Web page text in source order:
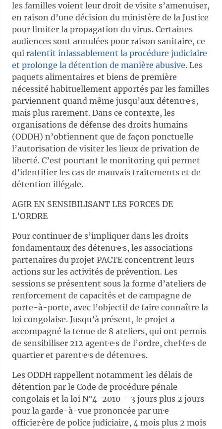
les familles voient leur droit de visite s’amenuiser,
en raison d’une décision du ministère de la Justice
pour limiter la propagation du virus. Certaines
audiences sont annulées pour raison sanitaire, ce
qui ralentit inlassablement la procédure judiciaire
et prolonge la détention de manière abusive. Les
paquets alimentaires et biens de première
nécessité habituellement apportés par les familles
parviennent quand même jusqu’aux détenu·e·s,
mais plus rarement. Dans ce contexte, les
organisations de défense des droits humains
(ODDH) n’obtiennent que de façon ponctuelle
l’autorisation de visiter les lieux de privation de
liberté. C’est pourtant le monitoring qui permet
d’identifier les cas de mauvais traitements et de
détention illégale.
AGIR EN SENSIBILISANT LES FORCES DE
L’ORDRE
Pour continuer de s’impliquer dans les droits
fondamentaux des détenu·e·s, les associations
partenaires du projet PACTE concentrent leurs
actions sur les activités de prévention. Les
sessions se présentent sous la forme d’ateliers de
renforcement de capacités et de campagne de
porte-à-porte, avec l’objectif de faire connaître la
loi congolaise. Jusqu’à présent, le projet a
accompagné la tenue de 8 ateliers, qui ont permis
de sensibiliser 212 agent·e·s de l’ordre, chef·fe·s de
quartier et parent·e·s de détenu·e·s.
Les ODDH rappellent notamment les délais de
détention par le Code de procédure pénale
congolais et la loi N°4-2010 – 3 jours plus 2 jours
pour la garde-à-vue prononcée par un·e
officier·ère de police judiciaire, 4 mois plus 2 mois